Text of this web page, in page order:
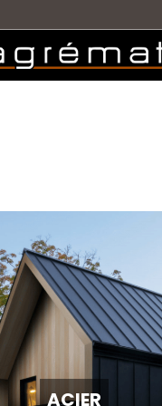
ACIER